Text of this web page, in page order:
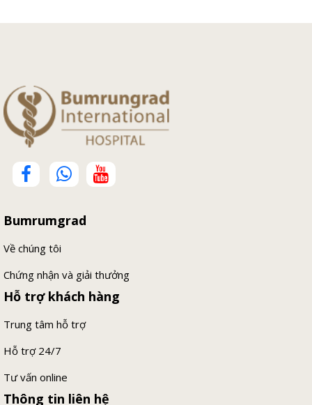
Bumrumgrad
Về chúng tôi
Chứng nhận và giải thưởng
Hỗ trợ khách hàng
Trung tâm hỗ trợ
Hỗ trợ 24/7
Tư vấn online
Thông tin liên hệ